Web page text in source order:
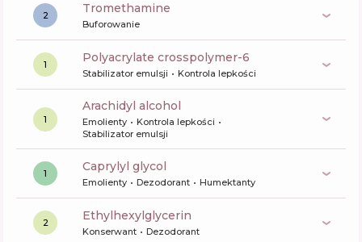
2 tromethamine
Buforowanie
1 polyacrylate crosspolymer-6
Stabilizator emulsji Kontrola lepkości
1
arachidyl alcohol
Emolienty
Kontrola lepkości
Stabilizator emulsji
1 caprylyl glycol
Emolienty Dezodorant Humektanty
2 ethylhexylglycerin
Konserwant Dezodorant